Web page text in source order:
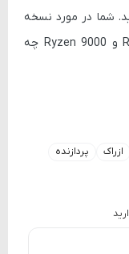
شما در مورد نسخه
4.10 بایوس برای پردازنده‌های Ryzen 7000 و Ryzen 9000 چه
ازراک
پردازنده